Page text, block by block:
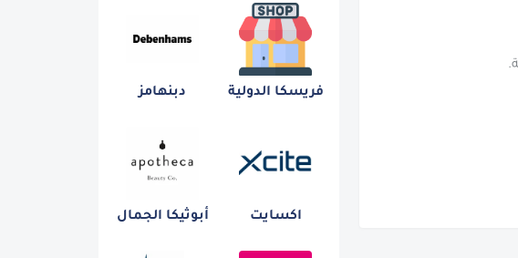
فريسكا الدولية دبنهامز
اكسايت أبوثيكا الجمال